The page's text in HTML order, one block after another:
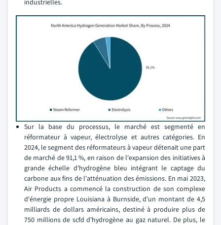
industrielles.
Sur la base du processus, le marché est segmenté en
réformateur à vapeur, électrolyse et autres catégories. En
2024, le segment des réformateurs à vapeur détenait une part
de marché de 91,1 %, en raison de l'expansion des initiatives à
grande échelle d'hydrogène bleu intégrant le captage du
carbone aux fins de l'atténuation des émissions. En mai 2023,
Air Products a commencé la construction de son complexe
d'énergie propre Louisiana à Burnside, d'un montant de 4,5
milliards de dollars américains, destiné à produire plus de
750 millions de scfd d'hydrogène au gaz naturel. De plus, le